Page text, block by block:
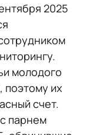
2025
молодого
поэтому их
счет.
парнем